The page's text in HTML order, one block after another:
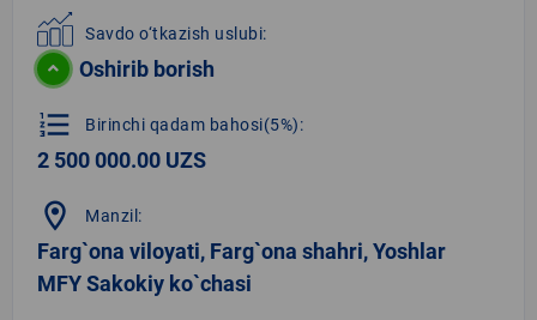
Savdo o‘tkazish uslubi:
Oshirib borish
format_list_numbered Birinchi qadam bahosi(5%):
2 500 000.00 UZS
location_on Manzil:
Farg`ona viloyati, Farg`ona shahri, Yoshlar
MFY Sakokiy ko`chasi